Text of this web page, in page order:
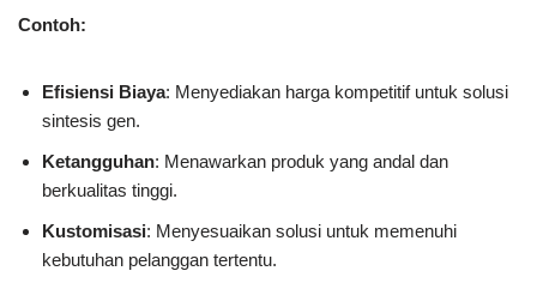
Contoh:
Efisiensi Biaya: Menyediakan harga kompetitif untuk solusi
sintesis gen.
Ketangguhan: Menawarkan produk yang andal dan
berkualitas tinggi.
Kustomisasi: Menyesuaikan solusi untuk memenuhi
kebutuhan pelanggan tertentu.